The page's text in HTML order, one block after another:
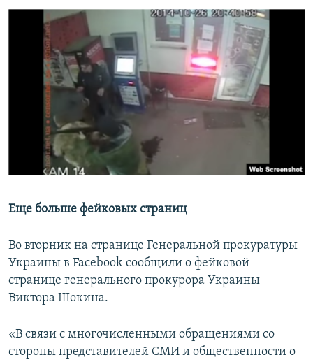
Еще больше фейковых страниц
Во вторник на странице Генеральной прокуратуры
Украины в Facebook сообщили о фейковой
странице генерального прокурора Украины
Виктора Шокина.
«В связи с многочисленными обращениями со
стороны представителей СМИ и общественности о